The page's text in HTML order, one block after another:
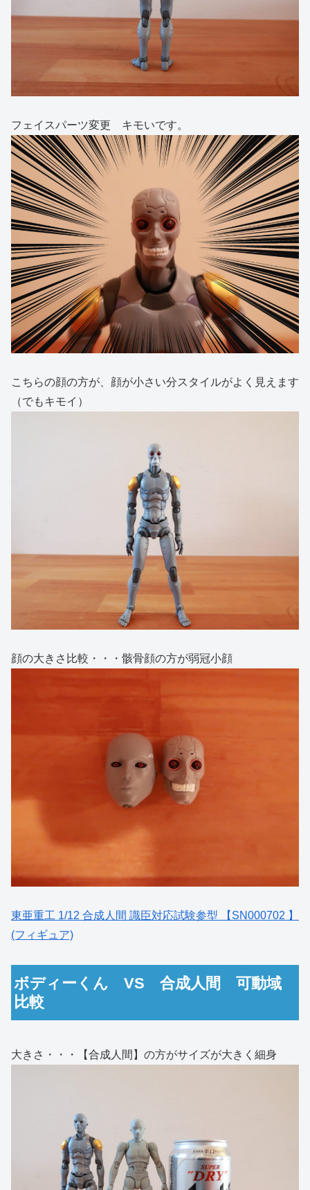
フェイスパーツ変更 キモいです。
こちらの顔の方が、顔が小さい分スタイルがよく見えます
（でもキモイ）
顔の大きさ比較・・・骸骨顔の方が弱冠小顔
東亜重工 1/12 合成人間 識臣対応試験参型 【SN000702 】
(フィギュア)
ボディーくん VS 合成人間 可動域
比較
大きさ・・・【合成人間】の方がサイズが大きく細身